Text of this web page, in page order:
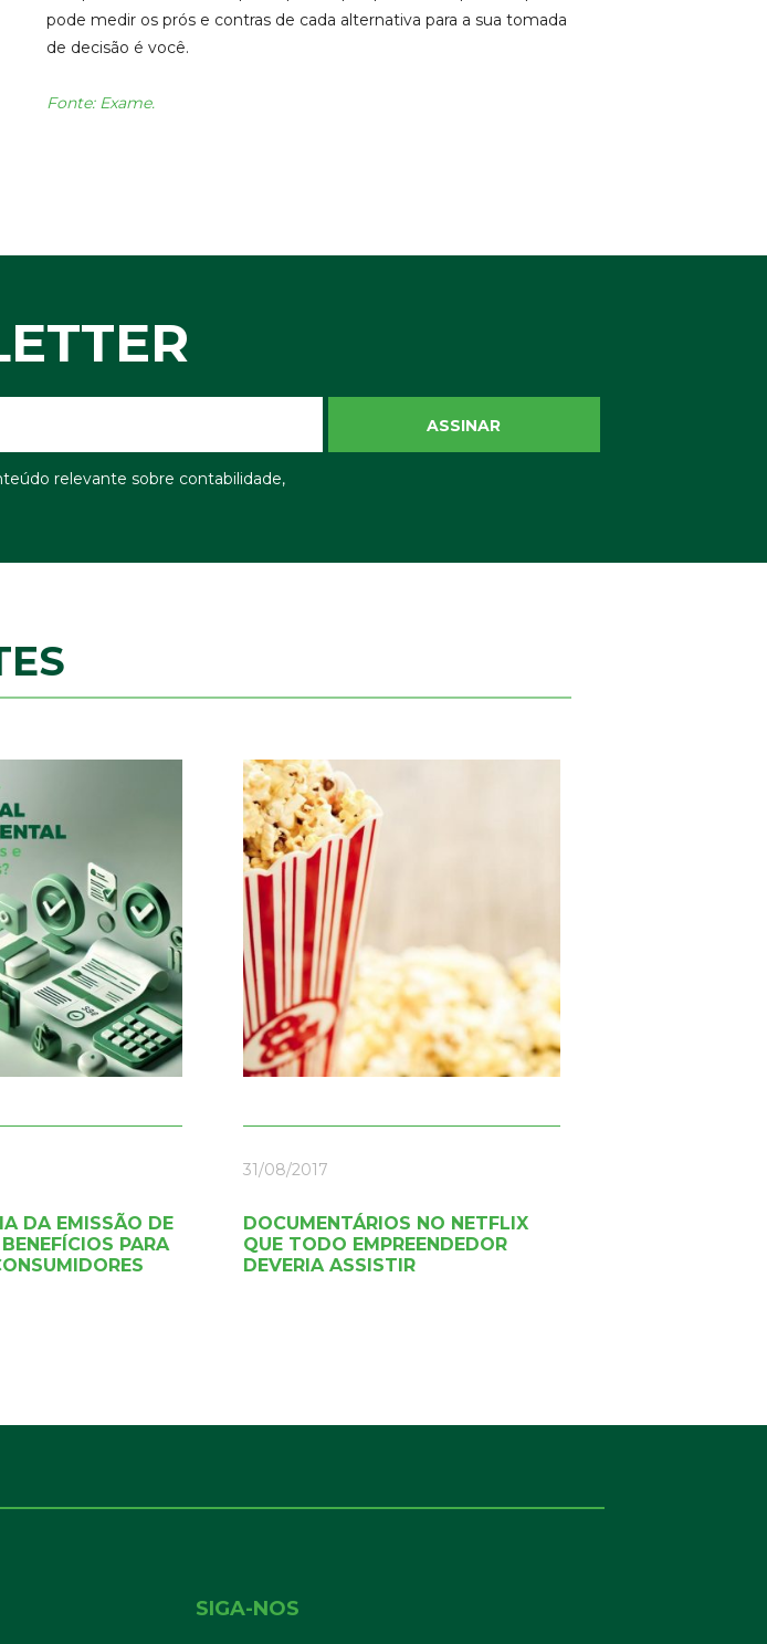
pode medir os prós e contras de cada alternativa para a sua tomada
de decisão é você.
Fonte: Exame.
ASSINAR
relevante sobre contabilidade,
DA EMISSÃO DE
PARA
31/08/2017
DOCUMENTÁRIOS NO NETFLIX
QUE TODO EMPREENDEDOR
DEVERIA ASSISTIR
SIGA-NOS